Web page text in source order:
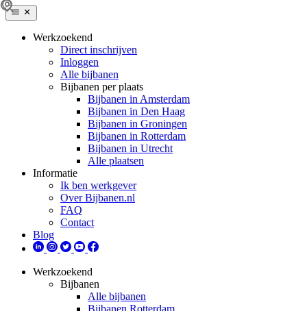
Werkzoekend
Direct inschrijven
Inloggen
Alle bijbanen
Bijbanen per plaats
Bijbanen in Amsterdam
Bijbanen in Den Haag
Bijbanen in Groningen
Bijbanen in Rotterdam
Bijbanen in Utrecht
Alle plaatsen
Informatie
Ik ben werkgever
Over Bijbanen.nl
FAQ
Contact
Blog
Werkzoekend
Bijbanen
Alle bijbanen
Bijbanen Rotterdam